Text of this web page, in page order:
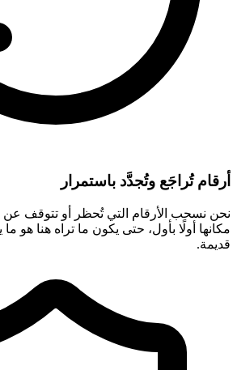
أرقام تُراجَع وتُجدَّد باستمرار
نحن نسحب الأرقام التي تُحظر أو تتوقف عن
مكانها أولًا بأول، حتى يكون ما تراه هنا هو ما
قديمة.